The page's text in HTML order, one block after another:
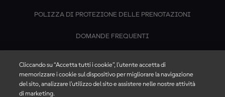
POLIZZA DI PROTEZIONE DELLE PRENOTAZIONI
DOMANDE FREQUENTI
Cliccando su “Accetta tutti i cookie”, l'utente accetta di
memorizzare i cookie sul dispositivo per migliorare la navigazione
del sito, analizzare l'utilizzo del sito e assistere nelle nostre attività
di marketing.